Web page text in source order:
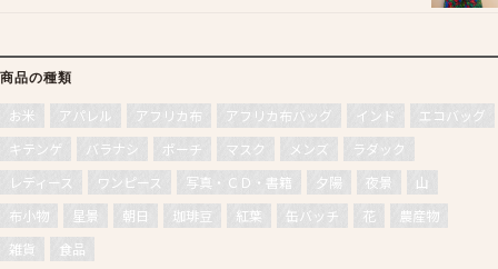
商品の種類
お米 アパレル アフリカ布 アフリカ布バッグ インド
エコバッグ
キテンゲ
バラナシ ポーチ マスク メンズ
ラダック
レディース
ワンピース 写真・ＣＤ・書籍 夕陽 夜景
山
布小物
星景 朝日 珈琲豆 紅葉 缶バッチ 花
農産物
雑貨
食品